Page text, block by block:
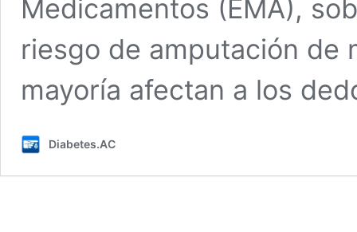
Medicamentos (EMA),
riesgo de amputación de
mayoría afectan a los
Diabetes.AC